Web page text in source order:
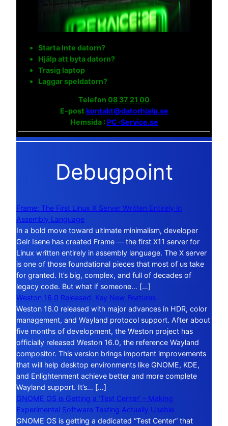
Starta inte datorn?
Hjälp att byta datorn?
Trasig laptop
Laggar speldatorn?
Telefon 08 37 21 00
E-post kontakt@datorhjalp.se
Hemsida :PC-Service.se
Debugpoint
Frame: The First Linux X Server Written Entirely in
Assembly Language
In a bold move toward ultimate minimalism, developer
Geir Isene has created Frame — the first X11 server for
Linux written entirely in assembly language. The X server
is one of those foundational pieces that most of us take
for granted. It’s big, complex, and full of decades of
legacy code. But what if someone… […]
Weston 16.0 Released: Key New Features
Weston 16.0 released with major advances in HDR, color
management, and Wayland protocol support. After about
five months of development, the Weston project has
officially released Weston 16.0, the reference Wayland
compositor. This version brings important improvements
that will help desktop environments like GNOME, KDE,
and Enlightenment achieve better and more complete
Wayland support. It’s… […]
GNOME OS is Getting a ‘Test Center’ – Making
Experimental Software Testing Actually Usable
GNOME OS is getting a dedicated “Test Center” that